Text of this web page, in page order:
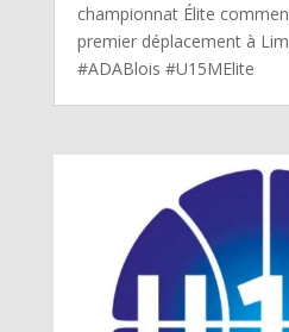
championnat Élite
premier déplacement à
#ADABlois #U15MElite